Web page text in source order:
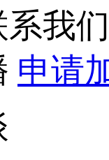
系我
申请